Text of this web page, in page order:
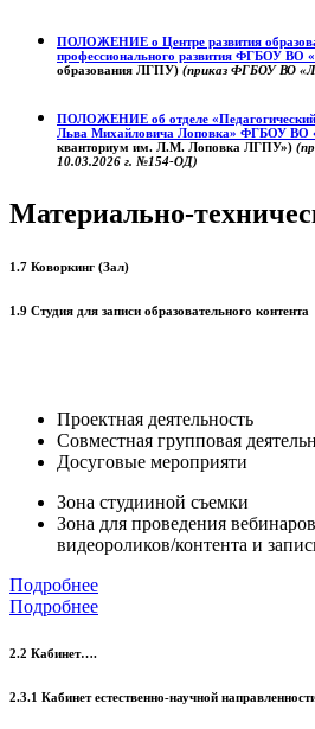
ПОЛОЖЕНИЕ о Центре развития
профессионального развития ФГБОУ ВО
образования ЛГПУ) (приказ ФГБОУ ВО
ПОЛОЖЕНИЕ об отделе «Педагогический
Льва Михайловича Лоповка» ФГБОУ ВО
кванториум им. Л.М. Лоповка ЛГПУ»)
10.03.2026 г. №154-ОД)
Материально-
1.7 Коворкинг (Зал)
1.9 Студия для записи образовательного контента
Проектная деятельность
Совместная групповая
Досуговые мероприяти
Зона студииной съемки
Зона для проведения
видеороликов/контента и
Подробнее
Подробнее
2.2 Кабинет….
2.3.1 Кабинет естественно-научной